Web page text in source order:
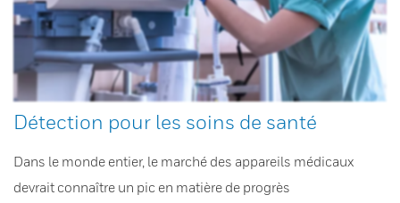
Détection pour les soins de santé
Dans le monde entier, le marché des appareils médicaux
devrait connaître un pic en matière de progrès